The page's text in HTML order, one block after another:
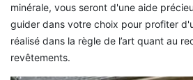
minérale, vous seront d'une aide
guider dans votre choix pour profiter
réalisé dans la règle de l’art quant au
revêtements.